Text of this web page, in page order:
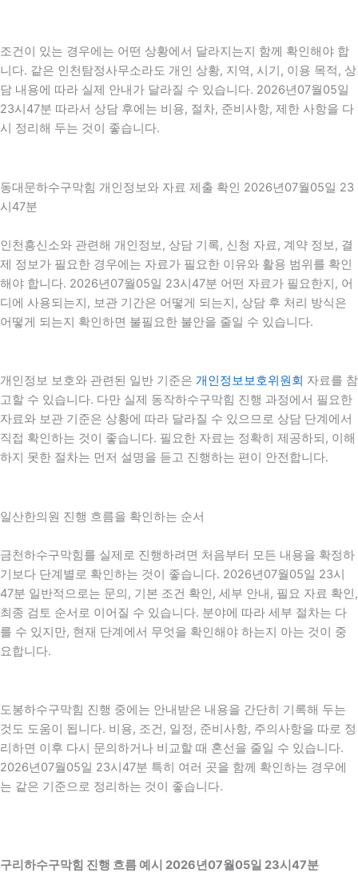
조건이 있는 경우에는 어떤 상황에서 달라지는지 함께 확인해야 합
니다. 같은 인천탐정사무소라도 개인 상황, 지역, 시기, 이용 목적, 상
담 내용에 따라 실제 안내가 달라질 수 있습니다. 2026년07월05일
23시47분 따라서 상담 후에는 비용, 절차, 준비사항, 제한 사항을 다
시 정리해 두는 것이 좋습니다.
동대문하수구막힘 개인정보와 자료 제출 확인 2026년07월05일 23
시47분
인천흥신소와 관련해 개인정보, 상담 기록, 신청 자료, 계약 정보, 결
제 정보가 필요한 경우에는 자료가 필요한 이유와 활용 범위를 확인
해야 합니다. 2026년07월05일 23시47분 어떤 자료가 필요한지, 어
디에 사용되는지, 보관 기간은 어떻게 되는지, 상담 후 처리 방식은
어떻게 되는지 확인하면 불필요한 불안을 줄일 수 있습니다.
개인정보 보호와 관련된 일반 기준은 개인정보보호위원회 자료를 참
고할 수 있습니다. 다만 실제 동작하수구막힘 진행 과정에서 필요한
자료와 보관 기준은 상황에 따라 달라질 수 있으므로 상담 단계에서
직접 확인하는 것이 좋습니다. 필요한 자료는 정확히 제공하되, 이해
하지 못한 절차는 먼저 설명을 듣고 진행하는 편이 안전합니다.
일산한의원 진행 흐름을 확인하는 순서
금천하수구막힘를 실제로 진행하려면 처음부터 모든 내용을 확정하
기보다 단계별로 확인하는 것이 좋습니다. 2026년07월05일 23시
47분 일반적으로는 문의, 기본 조건 확인, 세부 안내, 필요 자료 확인,
최종 검토 순서로 이어질 수 있습니다. 분야에 따라 세부 절차는 다
를 수 있지만, 현재 단계에서 무엇을 확인해야 하는지 아는 것이 중
요합니다.
도봉하수구막힘 진행 중에는 안내받은 내용을 간단히 기록해 두는
것도 도움이 됩니다. 비용, 조건, 일정, 준비사항, 주의사항을 따로 정
리하면 이후 다시 문의하거나 비교할 때 혼선을 줄일 수 있습니다.
2026년07월05일 23시47분 특히 여러 곳을 함께 확인하는 경우에
는 같은 기준으로 정리하는 것이 좋습니다.
구리하수구막힘 진행 흐름 예시 2026년07월05일 23시47분